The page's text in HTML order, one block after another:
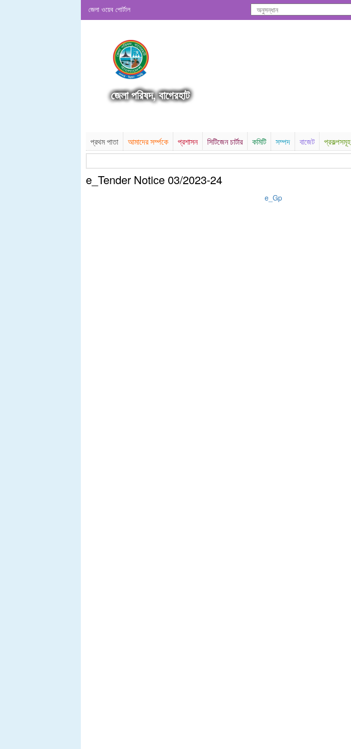
জেলা ওয়েব পোর্টাল
জেলা পরিষদ, বাগেরহাট
প্রথম পাতা আমাদের সর্ম্পকে প্রশাসন সিটিজেন চার্টার কমিটি সম্পদ বাজেট প্রকল্পসমূহ
e_Tender Notice 03/2023-24
e_Gp